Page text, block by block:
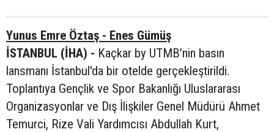
Yunus Emre Öztaş - Enes Gümüş
İSTANBUL (İHA) - Kaçkar by UTMB’nin basın
lansmanı İstanbul'da bir otelde gerçekleştirildi.
Toplantıya Gençlik ve Spor Bakanlığı Uluslararası
Organizasyonlar ve Dış İlişkiler Genel Müdürü Ahmet
Temurci, Rize Vali Yardımcısı Abdullah Kurt,